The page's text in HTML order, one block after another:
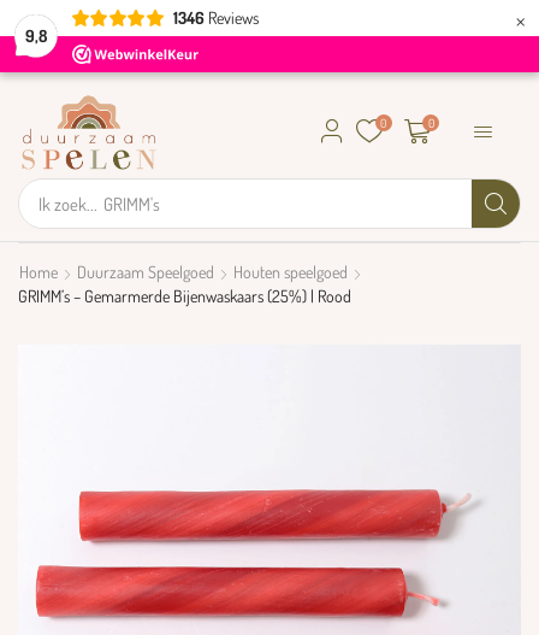
9,8
1346 Reviews ×
Ik zoek... GRIMM's
0 0
Home Duurzaam Speelgoed
Houten speelgoed
GRIMM’s – Gemarmerde Bijenwaskaars (25%) | Rood